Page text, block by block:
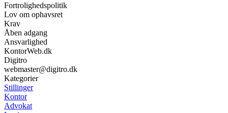
Fortrolighedspolitik
Lov om ophavsret
Krav
Åben adgang
Ansvarlighed
KontorWeb.dk
Digitro
webmaster@digitro.dk
Kategorier
Stillinger
Kontor
Advokat